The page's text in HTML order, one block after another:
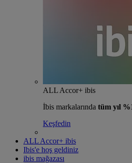
ALL Accor+ ibis
İbis markalarında tüm yıl
Keşfedin
ALL Accor+ ibis
Ibis'e hoş geldiniz
ibis mağazası